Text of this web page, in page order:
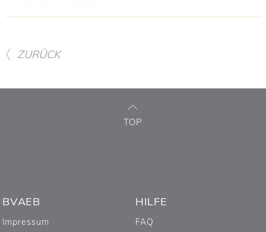
ZURÜCK
TOP
BVAEB
Impressum
HILFE
FAQ